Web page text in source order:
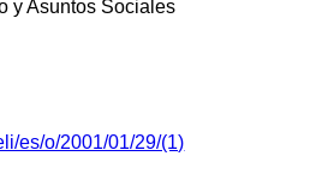
y Asuntos Sociales
es/o/2001/01/29/(1)